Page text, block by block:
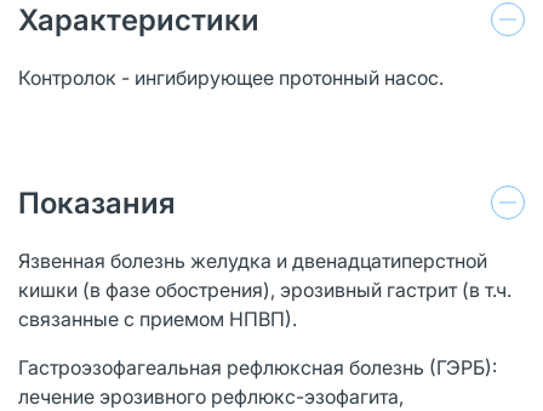
Характеристики
Контролок - ингибирующее протонный насос.
Показания
Язвенная болезнь желудка и двенадцатиперстной
кишки (в фазе обострения), эрозивный гастрит (в т.ч.
связанные с приемом НПВП).
Гастроэзофагеальная рефлюксная болезнь (ГЭРБ):
лечение эрозивного рефлюкс-эзофагита,